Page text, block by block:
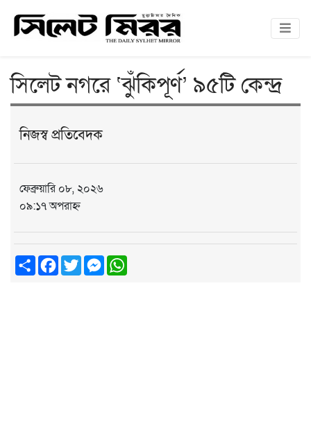
সিলেট নগরে ‘ঝুঁকিপূর্ণ’ ৯৫টি কেন্দ্র
নিজস্ব প্রতিবেদক
ফেব্রুয়ারি ০৮, ২০২৬
০৯:১৭ অপরাহ্ন
ShareFacebook
TwitterMessenger